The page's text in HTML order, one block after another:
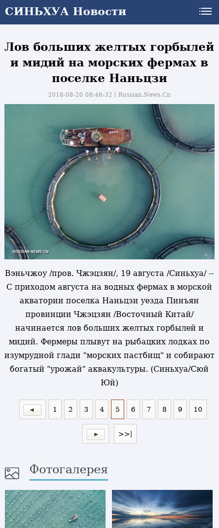
СИНЬХУА Новости
Лов больших желтых горбылей
и мидий на морских фермах в
поселке Наньцзи
2018-08-20 08:46:32丨Russian.News.Cn
Вэньчжоу /пров. Чжэцзян/, 19 августа /Синьхуа/ --
С приходом августа на водных фермах в морской
акватории поселка Наньцзи уезда Пинъян
провинции Чжэцзян /Восточный Китай/
начинается лов больших желтых горбылей и
мидий. Фермеры плывут на рыбацких лодках по
изумрудной глади "морских пастбищ" и собирают
богатый "урожай" аквакультуры. (Синьхуа/Сюй
Юй)
1 2 3 4 5 6 7 8 9 10
>>|
Фотогалерея